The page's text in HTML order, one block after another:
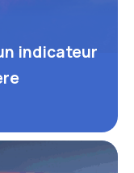
indicateur